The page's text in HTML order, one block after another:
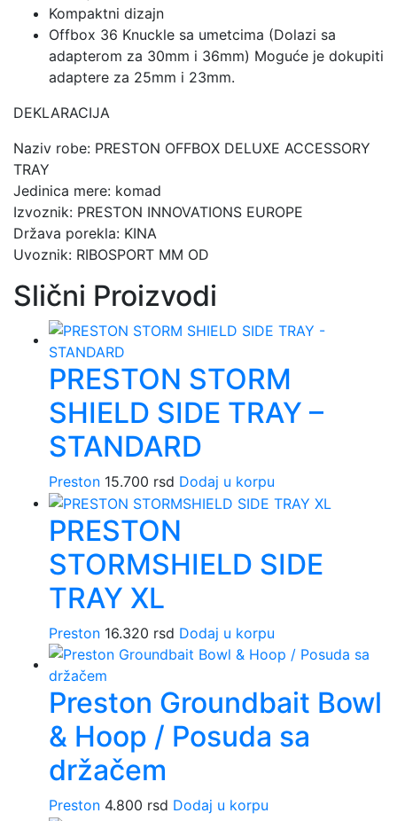
Kompaktni dizajn
Offbox 36 Knuckle sa umetcima (Dolazi sa
adapterom za 30mm i 36mm) Moguće je dokupiti
adaptere za 25mm i 23mm.
DEKLARACIJA
Naziv robe: PRESTON OFFBOX DELUXE ACCESSORY
TRAY
Jedinica mere: komad
Izvoznik: PRESTON INNOVATIONS EUROPE
Država porekla: KINA
Uvoznik: RIBOSPORT MM OD
Slični Proizvodi
PRESTON STORM
SHIELD SIDE TRAY –
STANDARD
Preston 15.700 rsd Dodaj u korpu
PRESTON
STORMSHIELD SIDE
TRAY XL
Preston 16.320 rsd Dodaj u korpu
Preston Groundbait Bowl
& Hoop / Posuda sa
držačem
Preston 4.800 rsd Dodaj u korpu